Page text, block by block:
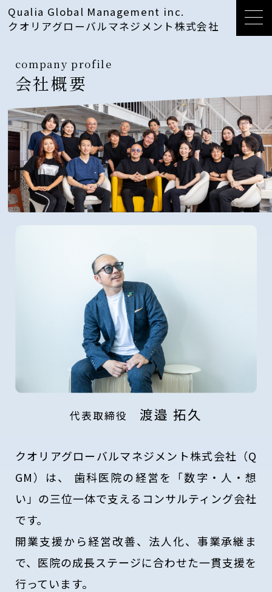
Qualia Global Management inc.
クオリアグローバルマネジメント株式会社
company profile
会社概要
代表取締役 渡邉 拓久
クオリアグローバルマネジメント株式会社（Q
GM）は、
歯科医院の経営を「数字・人・想
い」の三位一体で支えるコンサルティング会社
です。
開業支援から経営改善、法人化、事業承継ま
で、医院の成長ステージに合わせた一貫支援を
行っています。